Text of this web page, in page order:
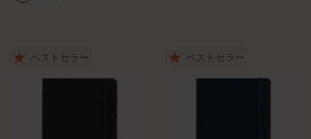
ベストセラー ベストセラー